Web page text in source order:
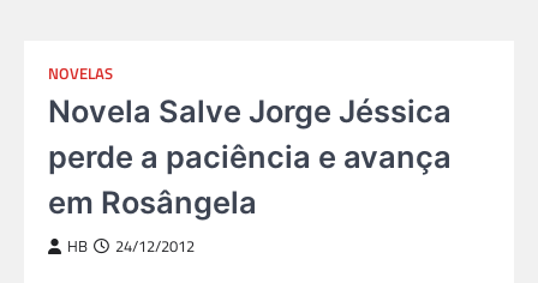
NOVELAS
Novela Salve Jorge Jéssica
perde a paciência e avança
em Rosângela
HB 24/12/2012